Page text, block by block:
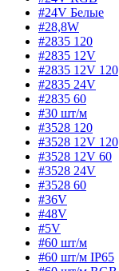
#24V Белые
#28,8W
#2835 120
#2835 12V
#2835 12V 120
#2835 24V
#2835 60
#30 шт/м
#3528 120
#3528 12V 120
#3528 12V 60
#3528 24V
#3528 60
#36V
#48V
#5V
#60 шт/м
#60 шт/м IP65